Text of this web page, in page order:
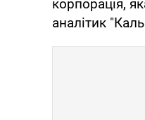
корпорація,
аналітик